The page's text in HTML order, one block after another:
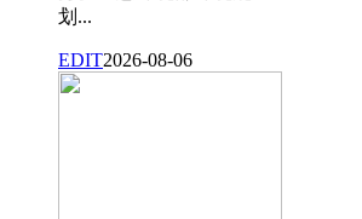
划...
EDIT2026-08-06